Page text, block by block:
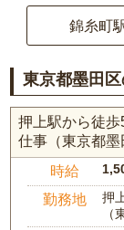
錦糸町
東京都墨田
押上駅から徒
仕事（東京都墨
時給
勤務地
押
（